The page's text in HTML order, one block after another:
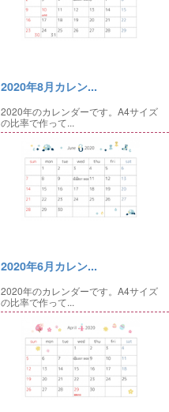
2020年8月カレン...
2020年のカレンダーです。A4サイズ
の比率で作って...
2020年6月カレン...
2020年のカレンダーです。A4サイズ
の比率で作って...